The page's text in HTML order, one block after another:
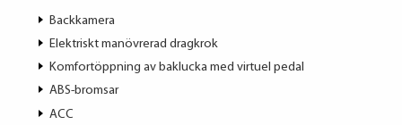
Backkamera
Elektriskt manövrerad dragkrok
Komfortöppning av baklucka med virtuel pedal
ABS-bromsar
ACC